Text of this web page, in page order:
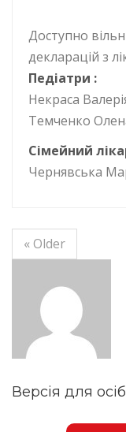
Доступно
декларацій з
Педіатри :
Некраса
Темченко
Сімейний
Чернявська
« Older
Версія для